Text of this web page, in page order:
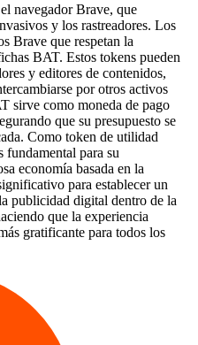
navegador Brave, que
y los rastreadores. Los
Brave que respetan la
BAT. Estos tokens pueden
y editores de contenidos,
por otros activos
sirve como moneda de pago
que su presupuesto se
Como token de utilidad
para su
economía basada en la
para establecer un
publicidad digital dentro de la
que la experiencia
gratificante para todos los